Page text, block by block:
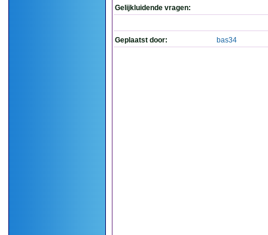
Gelijkluidende vragen:
Geplaatst door: bas34